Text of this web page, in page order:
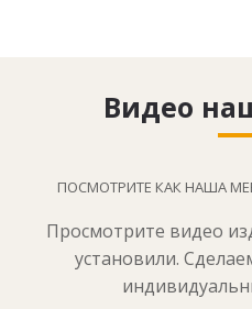
Видео
ПОСМОТРИТЕ КАК НАША
Просмотрите видео
установили.